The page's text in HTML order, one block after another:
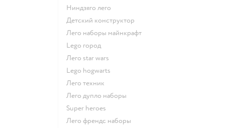
Ниндзяго лего
Детский конструктор
Лего наборы майнкрафт
Lego город
Лего star wars
Lego hogwarts
Лего техник
Лего дупло наборы
Super heroes
Лего френдс наборы